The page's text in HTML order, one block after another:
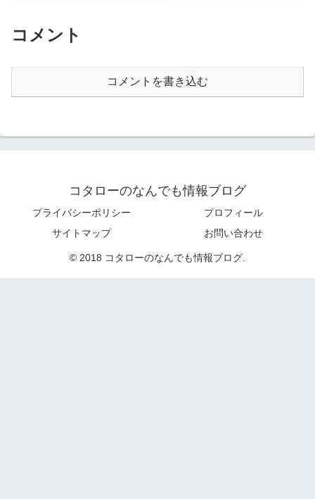
コメント
コメントを書き込む
コタローのなんでも情報ブログ
プライバシーポリシー
プロフィール
サイトマップ
お問い合わせ
© 2018 コタローのなんでも情報ブログ.